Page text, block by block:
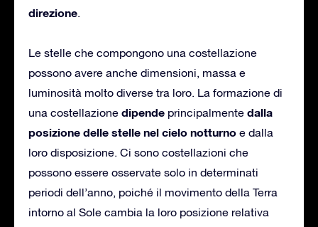
direzione.
Le stelle che compongono una costellazione
possono avere anche dimensioni, massa e
luminosità molto diverse tra loro. La formazione di
una costellazione dipende principalmente dalla
posizione delle stelle nel cielo notturno e dalla
loro disposizione. Ci sono costellazioni che
possono essere osservate solo in determinati
periodi dell’anno, poiché il movimento della Terra
intorno al Sole cambia la loro posizione relativa